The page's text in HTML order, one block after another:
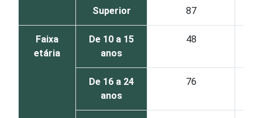
Superior 87
Faixa
etária
De 10 a 15
anos
48
De 16 a 24
anos
76